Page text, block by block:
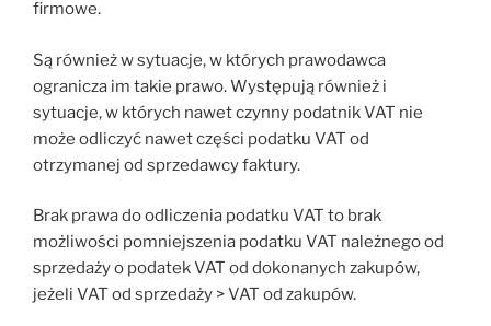
firmowe.
Są również w sytuacje, w których prawodawca
ogranicza im takie prawo. Występują również i
sytuacje, w których nawet czynny podatnik VAT nie
może odliczyć nawet części podatku VAT od
otrzymanej od sprzedawcy faktury.
Brak prawa do odliczenia podatku VAT to brak
możliwości pomniejszenia podatku VAT należnego od
sprzedaży o podatek VAT od dokonanych zakupów,
jeżeli VAT od sprzedaży > VAT od zakupów.